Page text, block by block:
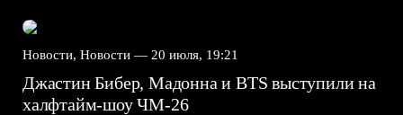
Новости, Новости — 20 июля, 19:21
Джастин Бибер, Мадонна и BTS выступили на
халфтайм-шоу ЧМ-26